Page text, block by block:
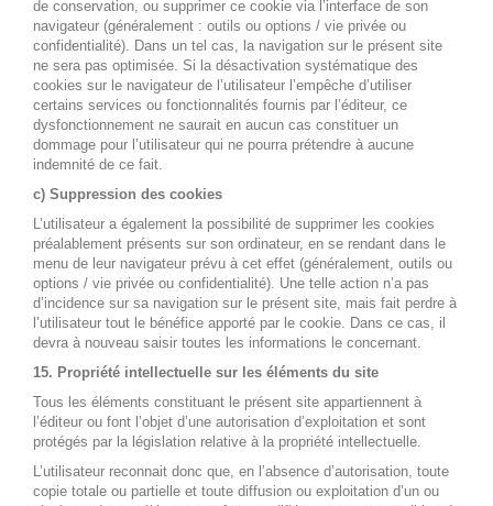
de conservation, ou supprimer ce cookie via l’interface de son
navigateur (généralement : outils ou options / vie privée ou
confidentialité). Dans un tel cas, la navigation sur le présent site
ne sera pas optimisée. Si la désactivation systématique des
cookies sur le navigateur de l’utilisateur l’empêche d’utiliser
certains services ou fonctionnalités fournis par l’éditeur, ce
dysfonctionnement ne saurait en aucun cas constituer un
dommage pour l’utilisateur qui ne pourra prétendre à aucune
indemnité de ce fait.
c) Suppression des cookies
L’utilisateur a également la possibilité de supprimer les cookies
préalablement présents sur son ordinateur, en se rendant dans le
menu de leur navigateur prévu à cet effet (généralement, outils ou
options / vie privée ou confidentialité). Une telle action n’a pas
d’incidence sur sa navigation sur le présent site, mais fait perdre à
l’utilisateur tout le bénéfice apporté par le cookie. Dans ce cas, il
devra à nouveau saisir toutes les informations le concernant.
15. Propriété intellectuelle sur les éléments du site
Tous les éléments constituant le présent site appartiennent à
l’éditeur ou font l’objet d’une autorisation d’exploitation et sont
protégés par la législation relative à la propriété intellectuelle.
L’utilisateur reconnait donc que, en l’absence d’autorisation, toute
copie totale ou partielle et toute diffusion ou exploitation d’un ou